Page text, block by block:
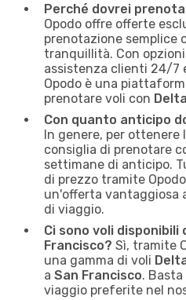
Perché dovrei
Opodo offre offerte
prenotazione semplice
tranquillità. Con
assistenza clienti 24/7
Opodo è una
prenotare voli con
Con quanto anticipo
In genere, per ottenere
consiglia di prenotare
settimane di anticipo.
di prezzo tramite
un'offerta vantaggiosa
di viaggio.
Ci sono voli disponibili
Francisco? Sì, tramite
una gamma di voli
a San Francisco.
viaggio preferite nel